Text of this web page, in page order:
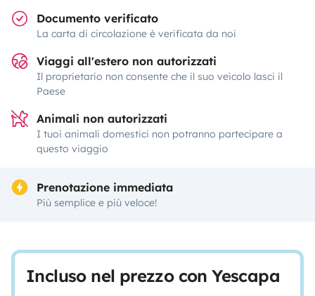
Documento verificato
La carta di circolazione è verificata da noi
Viaggi all'estero non autorizzati
Il proprietario non consente che il suo veicolo lasci il
Paese
Animali non autorizzati
I tuoi animali domestici non potranno partecipare a
questo viaggio
Prenotazione immediata
Più semplice e più veloce!
Incluso nel prezzo con Yescapa